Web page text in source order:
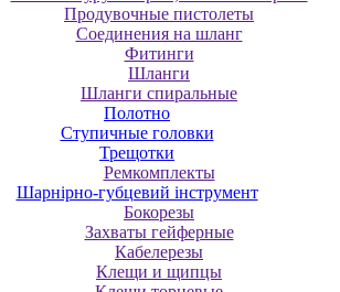
Продувочные пистолеты
Соединения на шланг
Фитинги
Шланги
Шланги спиральные
Полотно
Ступичные головки
Трещотки
Ремкомплекты
Шарнірно-губцевий інструмент
Бокорезы
Захваты гейферные
Кабелерезы
Клещи и щипцы